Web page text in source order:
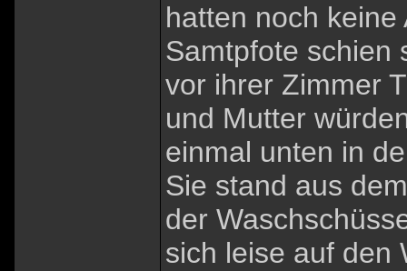
hatten noch
Samtpfote schien
vor ihrer Zimmer
und Mutter
einmal unten in
Sie stand aus
der
sich leise auf den